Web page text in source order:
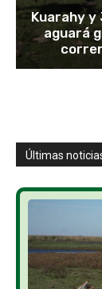
Kuarahy y
aguará
Últimas